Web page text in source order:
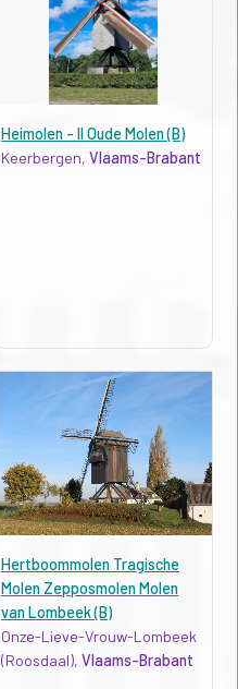
Heimolen - II Oude Molen (B)
Keerbergen,Vlaams-Brabant
Hertboommolen Tragische
Molen Zepposmolen Molen
van Lombeek (B)
Onze-Lieve-Vrouw-Lombeek
(Roosdaal),Vlaams-Brabant